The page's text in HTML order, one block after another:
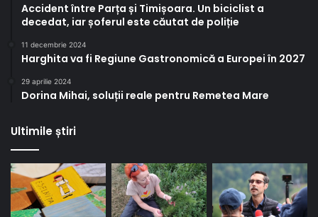
Accident între Parța și Timișoara. Un biciclist a
decedat, iar șoferul este căutat de poliție
11 decembrie 2024
Harghita va fi Regiune Gastronomică a Europei în 2027
29 aprilie 2024
Dorina Mihai, soluții reale pentru Remetea Mare
Ultimile știri